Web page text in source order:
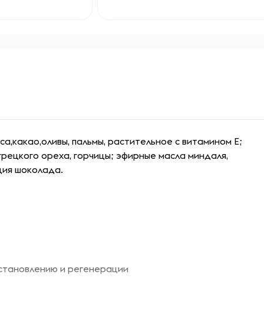
пальмы, растительное с витамином Е;
ореха, горчицы; эфирные масла миндаля,
шоколада.
и регенерации
дряблость кожи